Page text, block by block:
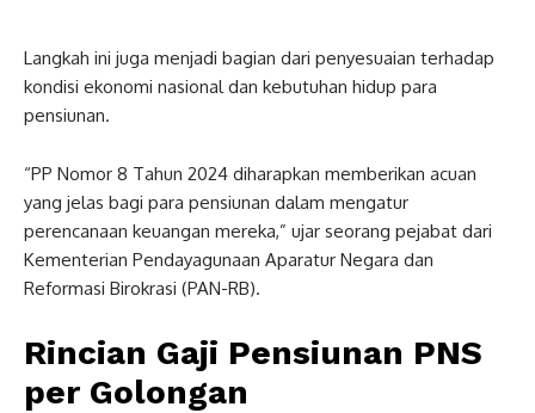
Langkah ini juga menjadi bagian dari penyesuaian terhadap
kondisi ekonomi nasional dan kebutuhan hidup para
pensiunan.
“PP Nomor 8 Tahun 2024 diharapkan memberikan acuan
yang jelas bagi para pensiunan dalam mengatur
perencanaan keuangan mereka,” ujar seorang pejabat dari
Kementerian Pendayagunaan Aparatur Negara dan
Reformasi Birokrasi (PAN-RB).
Rincian Gaji Pensiunan PNS
per Golongan